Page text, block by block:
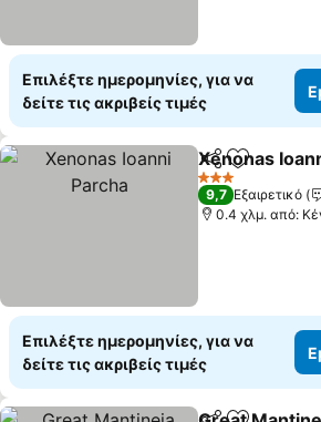
Επιλέξτε ημερομηνίες, για να
δείτε τις ακριβείς τιμές
Κοινοποίηση
Xenonas
3 Αστέρια
9,7 Εξαιρετικό
0.4 χλμ. από:
Επιλέξτε ημερομηνίες, για να
δείτε τις ακριβείς τιμές